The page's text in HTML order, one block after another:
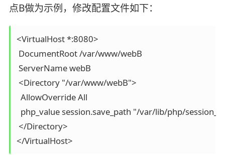
点B做为示例，修改配置文件如下：
<VirtualHost *:8080>
DocumentRoot /var/www/webB
ServerName webB
<Directory "/var/www/webB">
  AllowOverride All
php_value session.save_path "/var/lib/php/
</Directory>
</VirtualHost>